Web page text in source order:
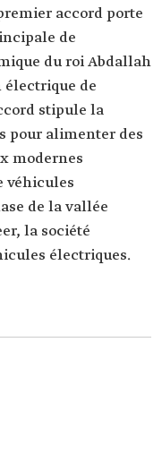
accord porte
de
du roi Abdallah
électrique de
stipule la
pour alimenter des
modernes
véhicules
de la vallée
la société
électriques.